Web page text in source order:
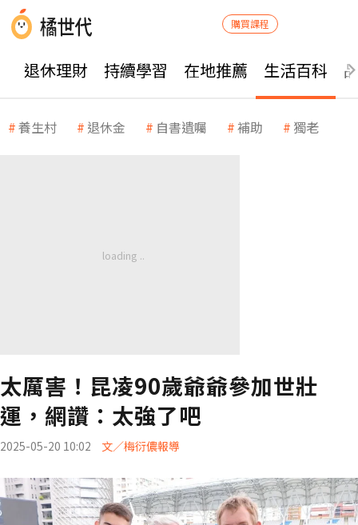
購買課程
退休理財 持續學習 在地推薦 生活百科
養生村 退休金 自書遺囑 補助 獨老
太厲害！昆凌90歲爺爺參加世壯
運，網讚：太強了吧
2025-05-20 10:02 文／梅衍儂報導